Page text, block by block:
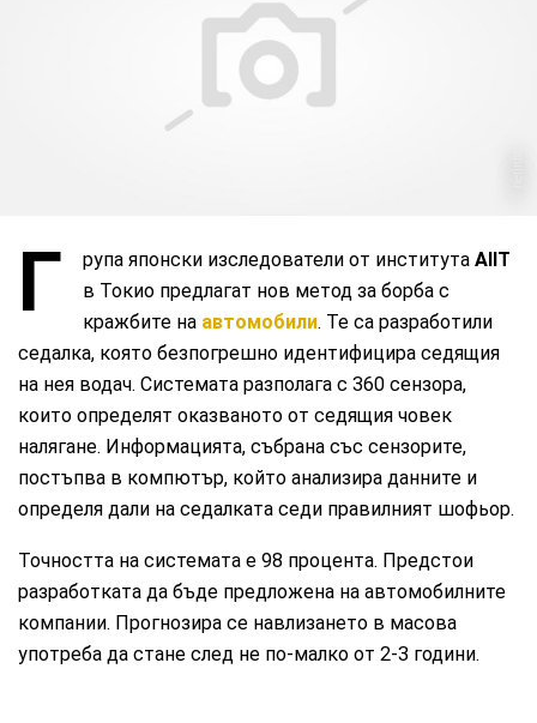
Г рупа японски изследователи от института AIIT
в Токио предлагат нов метод за борба с
кражбите на автомобили. Те са разработили
седалка, която безпогрешно идентифицира седящия
на нея водач. Системата разполага с 360 сензора,
които определят оказваното от седящия човек
налягане. Информацията, събрана със сензорите,
постъпва в компютър, който анализира данните и
определя дали на седалката седи правилният шофьор.
Точността на системата е 98 процента. Предстои
разработката да бъде предложена на автомобилните
компании. Прогнозира се навлизането в масова
употреба да стане след не по-малко от 2-3 години.